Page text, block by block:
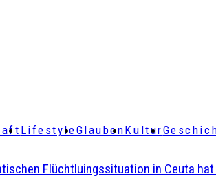
LifestyleGlaubenKultur
Flüchtluingssituation in Ceuta